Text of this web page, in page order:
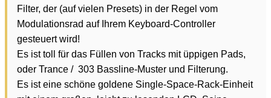
Filter, der (auf vielen Presets) in der Regel vom
Modulationsrad auf Ihrem Keyboard-Controller
gesteuert wird!
Es ist toll für das Füllen von Tracks mit üppigen Pads,
oder Trance / 303 Bassline-Muster und Filterung.
Es ist eine schöne goldene Single-Space-Rack-Einheit